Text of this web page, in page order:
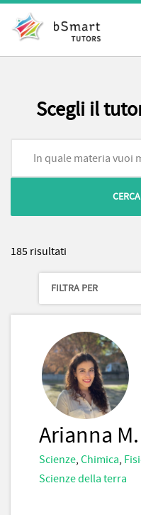
Scegli il
185 risultati
FILTRA PER
Arianna M.
Scienze, Chimica,
Scienze della terra